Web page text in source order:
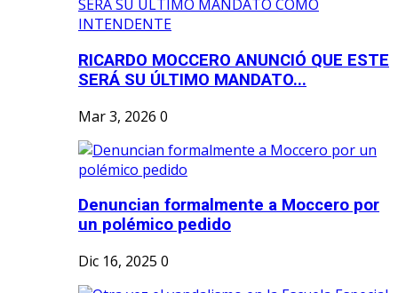
RICARDO MOCCERO ANUNCIÓ QUE ESTE
SERÁ SU ÚLTIMO MANDATO...
Mar 3, 2026 0
Denuncian formalmente a Moccero por
un polémico pedido
Dic 16, 2025 0